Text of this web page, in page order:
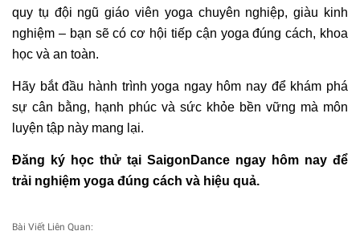
quy tụ đội ngũ giáo viên yoga chuyên nghiệp, giàu kinh
nghiệm – bạn sẽ có cơ hội tiếp cận yoga đúng cách, khoa
học và an toàn.
Hãy bắt đầu hành trình yoga ngay hôm nay để khám phá
sự cân bằng, hạnh phúc và sức khỏe bền vững mà môn
luyện tập này mang lại.
Đăng ký học thử tại SaigonDance ngay hôm nay để
trải nghiệm yoga đúng cách và hiệu quả.
Bài Viết Liên Quan: